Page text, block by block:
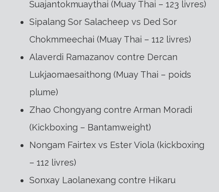
Suajantokmuaythai (Muay Thai – 123 livres)
Sipalang Sor Salacheep vs Ded Sor
Chokmmeechai (Muay Thai – 112 livres)
Alaverdi Ramazanov contre Dercan
Lukjaomaesaithong (Muay Thai – poids
plume)
Zhao Chongyang contre Arman Moradi
(Kickboxing – Bantamweight)
Nongam Fairtex vs Ester Viola (kickboxing
– 112 livres)
Sonxay Laolanexang contre Hikaru